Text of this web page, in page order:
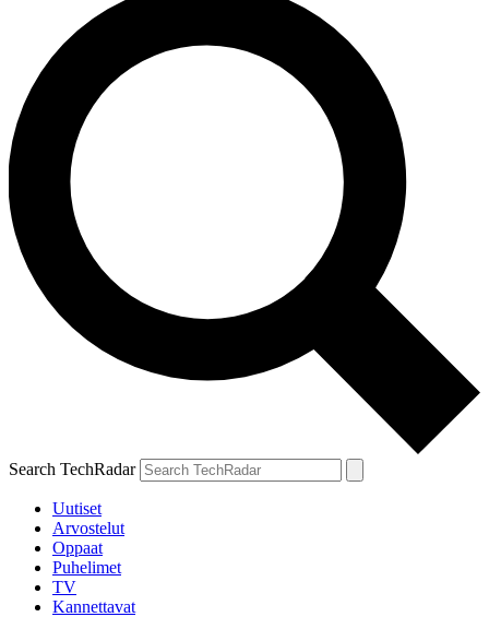
Search TechRadar
Uutiset
Arvostelut
Oppaat
Puhelimet
TV
Kannettavat